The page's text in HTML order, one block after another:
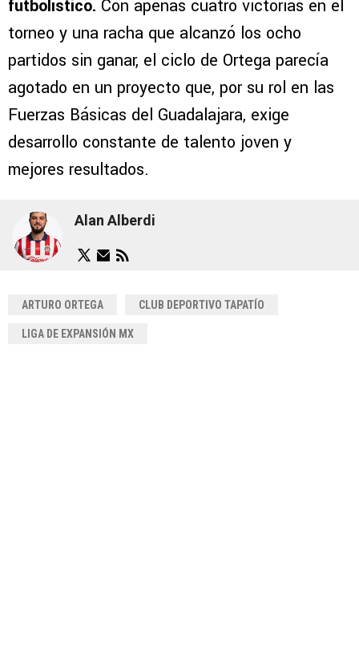
futbolístico. Con apenas cuatro victorias en el
torneo y una racha que alcanzó los ocho
partidos sin ganar, el ciclo de Ortega parecía
agotado en un proyecto que, por su rol en las
Fuerzas Básicas del Guadalajara, exige
desarrollo constante de talento joven y
mejores resultados.
Alan Alberdi
ARTURO ORTEGA CLUB DEPORTIVO TAPATÍO
LIGA DE EXPANSIÓN MX